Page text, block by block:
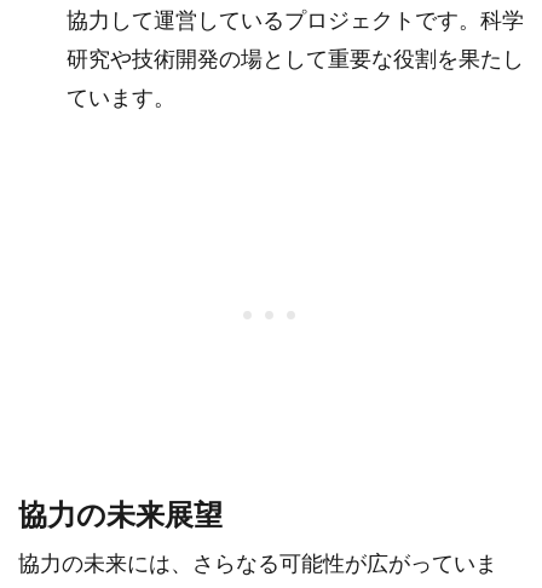
協力して運営しているプロジェクトです。科学
研究や技術開発の場として重要な役割を果たし
ています。
協力の未来展望
協力の未来には、さらなる可能性が広がっていま